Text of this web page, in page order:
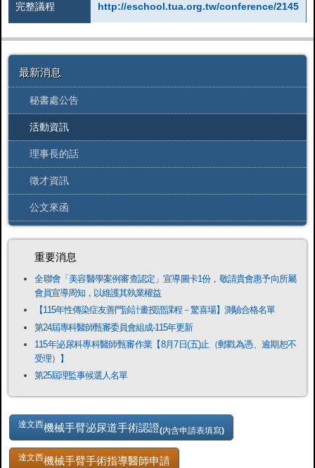
完整議程 http://eschool.tua.org.tw/conference/2145
最新消息
秘書處公告
活動資訊
理事長的話
徵才資訊
公文來函
重要消息
全聯會「​美容醫學案例審查認定」宣導圖卡1份，敬請貴會惠予向所屬
會員宣導周知，以維護其執業權益
【115年性傳染症友善門診計畫授證課程－驚喜場】測驗合格名單
第24屆專科醫師甄審委員會組成-115年更新
115年泌尿科專科醫師甄審作業【8月7日(五)止（郵戳為憑、逾期恕不
受理）】
第25屆理監事候選人名單
達文西機械手臂泌尿道手術認證(內含申請表填寫)
達文西機械手臂手術指導醫師申請